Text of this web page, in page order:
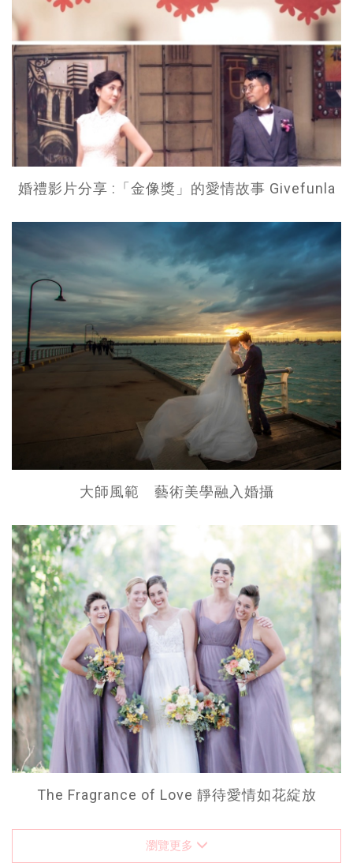
婚禮影片分享 :「金像獎」的愛情故事 Givefunla
大師風範 藝術美學融入婚攝
The Fragrance of Love 靜待愛情如花綻放
瀏覽更多